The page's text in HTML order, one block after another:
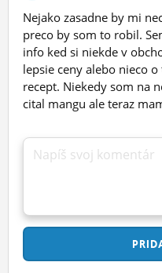
Nejako zasadne by mi
preco by som to robil.
info ked si niekde v
lepsie ceny alebo nieco
recept. Niekedy som na
cital mangu ale teraz
Napíš svoj komentár